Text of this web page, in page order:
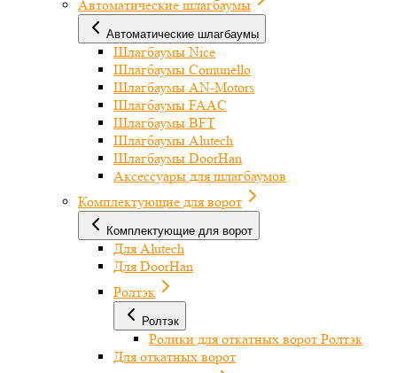
Автоматические шлагбаумы
Автоматические шлагбаумы
Шлагбаумы Nice
Шлагбаумы Comunello
Шлагбаумы AN-Motors
Шлагбаумы FAAC
Шлагбаумы BFT
Шлагбаумы Alutech
Шлагбаумы DoorHan
Аксессуары для шлагбаумов
Комплектующие для ворот
Комплектующие для ворот
Для Alutech
Для DoorHan
Ролтэк
Ролтэк
Ролики для откатных ворот Ролтэк
Для откатных ворот